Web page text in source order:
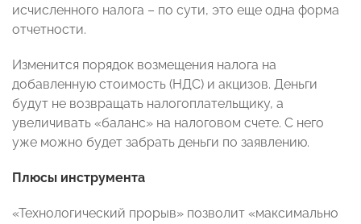
исчисленного налога – по сути, это еще одна форма
отчетности.
Изменится порядок возмещения налога на
добавленную стоимость (НДС) и акцизов. Деньги
будут не возвращать налогоплательщику, а
увеличивать «баланс» на налоговом счете. С него
уже можно будет забрать деньги по заявлению.
Плюсы инструмента
«Технологический прорыв» позволит «максимально